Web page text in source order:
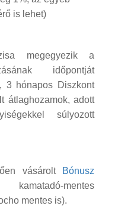
is lehet)
megegyezik a
időpontját
3 hónapos Diszkont
átlaghozamok, adott
súlyozott
vásárolt
Bónusz
mentes
mentes is).